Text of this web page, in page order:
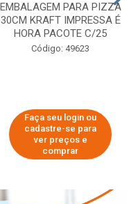
EMBALAGEM PARA PIZZA
30CM KRAFT IMPRESSA É
HORA PACOTE C/25
Código: 49623
Faça seu login ou
cadastre-se para
ver preços e
comprar